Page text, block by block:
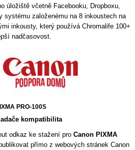
úložiště včetně Facebooku, Dropboxu,
systému založenému na 8 inkoustech na
inkousty, který používá Chromalife 100+
nadčasovost.
PRO-100S
kompatibilita
odkaz ke stažení pro Canon PIXMA
přímo z webových stránek Canon